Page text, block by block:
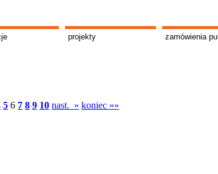
projekty zamówienia
5 6 7 8 9 10 nast. » koniec »»